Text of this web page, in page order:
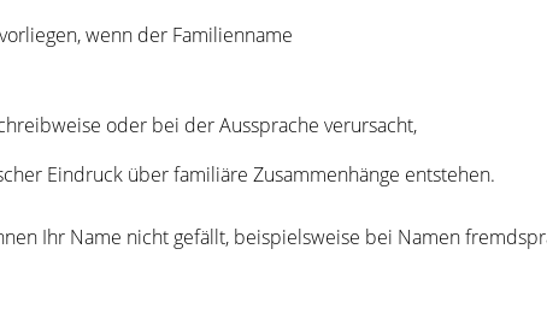
wenn der Familienname
oder bei der Aussprache verursacht,
Eindruck über familiäre Zusammenhänge entstehen.
Ihr Name nicht gefällt, beispielsweise bei Namen